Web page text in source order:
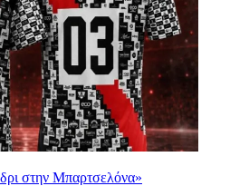
στην Μπαρτσελόνα»